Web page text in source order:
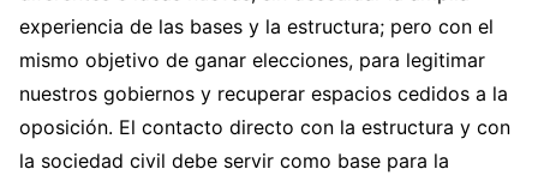
experiencia de las bases y la estructura; pero con el
mismo objetivo de ganar elecciones, para legitimar
nuestros gobiernos y recuperar espacios cedidos a la
oposición. El contacto directo con la estructura y con
la sociedad civil debe servir como base para la